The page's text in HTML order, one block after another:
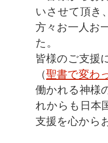
いさせて頂き
方々お一人お
た。
皆様のご支援
（聖書で変わ
働かれる神様
れからも日本
支援を心から